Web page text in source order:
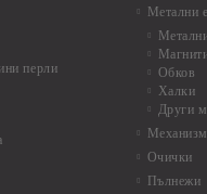
перли
Метални
Обков
Халки
Други
Очички
Пълнежи